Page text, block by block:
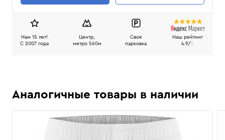
Нам 15 лет!
C 2007 года
Центр,
метро 560м
Своя
парковка
Наш рейтинг
4.9/5
Аналогичные товары в наличии